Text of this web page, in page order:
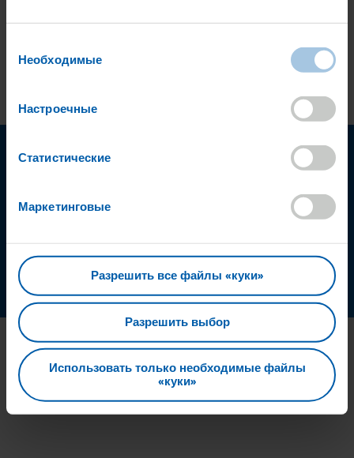
согласия
Необходимые
Настроечные
Статистические
Маркетинговые
Разрешить все файлы «куки»
Разрешить выбор
Использовать только необходимые файлы
«куки»
Выбрать
© 2026 HARIBO